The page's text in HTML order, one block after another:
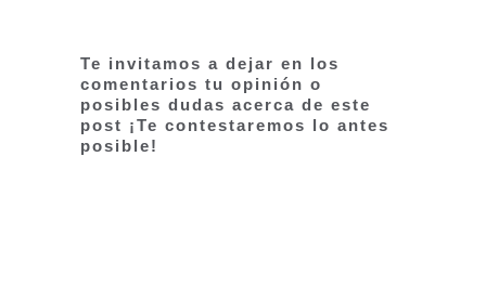
Te invitamos a dejar en los
comentarios tu opinión o
posibles dudas acerca de este
post ¡Te contestaremos lo antes
posible!